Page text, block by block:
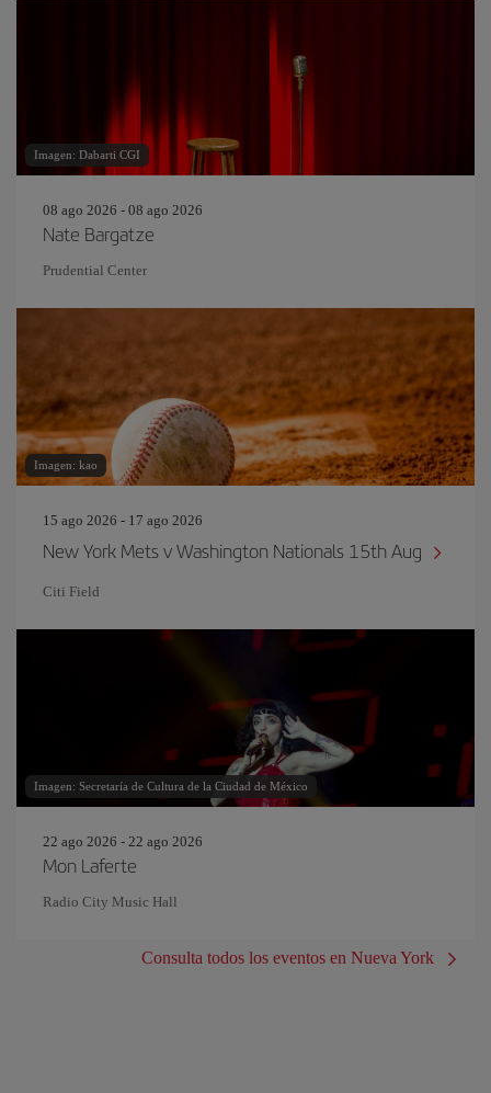
Imagen: Dabarti CGI
08 ago 2026 - 08 ago 2026
Nate Bargatze
Prudential Center
Imagen: kao
15 ago 2026 - 17 ago 2026
New York Mets v Washington Nationals 15th Aug
Citi Field
Imagen: Secretaría de Cultura de la Ciudad de México
22 ago 2026 - 22 ago 2026
Mon Laferte
Radio City Music Hall
Consulta todos los eventos en Nueva York